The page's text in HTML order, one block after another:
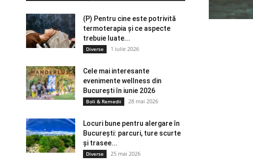
(P) Pentru cine este potrivită
termoterapia și ce aspecte
trebuie luate...
Diverse 1 iulie 2026
Cele mai interesante
evenimente wellness din
București în iunie 2026
Boli & Remedii 28 mai 2026
Locuri bune pentru alergare în
București: parcuri, ture scurte
și trasee...
Diverse 25 mai 2026